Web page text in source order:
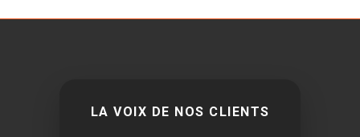
LA VOIX DE NOS CLIENTS